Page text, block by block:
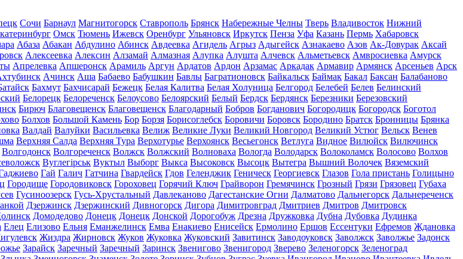
Сочи Барнаул Магнитогорск Ставрополь Брянск Набережные Челны Тверь Владивосток Нижний
Омск Тюмень Ижевск Оренбург Ульяновск Иркутск Пенза Уфа Казань Пермь Хабаровск
Абаза Абакан Абдулино Абинск Авдеевка Агидель Агрыз Адыгейск Азнакаево Азов Ак-Довурак Аксай
Алексеевка Алексин Алзамай Алмазная Алупка Алушта Алчевск Альметьевск Амвросиевка Амурск
Апрелевка Апшеронск Арамиль Аргун Ардатов Ардон Арзамас Аркадак Армавир Армянск Арсеньев Арск
Ачинск Аша Бабаево Бабушкин Бавлы Багратионовск Байкальск Баймак Бакал Баксан Балабаново
Бахмут Бахчисарай Бежецк Белая Калитва Белая Холуница Белгород Белебей Белев Белинский
Белорецк Белореченск Белоусово Белоярский Белый Бердск Бердянск Березники Березовский
Бирюч Благовещенск Благовещенск Благодарный Бобров Богданович Богородицк Богородск Боготол
Болхов Большой Камень Бор Борзя Борисоглебск Боровичи Боровск Бородино Братск Бронницы Брянка
Валдай Валуйки Васильевка Велиж Великие Луки Великий Новгород Великий Устюг Вельск Венев
Верхняя Салда Верхняя Тура Верхотурье Верхоянск Весьегонск Ветлуга Видное Вилюйск Вилючинск
Волгодонск Волгореченск Волжск Волжский Волноваха Вологда Володарск Волоколамск Волосово Волхов
Вуглегірськ Вуктыл Выборг Выкса Высоковск Высоцк Вытегра Вышний Волочек Вяземский
Гай Галич Гатчина Гвардейск Гдов Геленджик Геническ Георгиевск Глазов Гола пристань Голицыно
Городище Городовиковск Гороховец Горячий Ключ Грайворон Гремячинск Грозный Грязи Грязовец Губаха
Гусиноозерск Гусь-Хрустальный Давлеканово Дагестанские Огни Далматово Дальнегорск Дальнереченск
Дзержинск Дзержинский Дивногорск Дигора Димитровград Дмитриев Дмитров Дмитровск
Домодедово Донецк Донецк Донской Дорогобуж Дрезна Дружковка Дубна Дубовка Дудинка
Елец Елизово Ельня Еманжелинск Емва Енакиево Енисейск Ермолино Ершов Ессентуки Ефремов Ждановка
Жиздра Жирновск Жуков Жуковка Жуковский Завитинск Заводоуковск Заволжск Заволжье Задонск
Зарайск Заречный Заречный Заринск Звенигово Звенигород Зверево Зеленогорск Зеленоград